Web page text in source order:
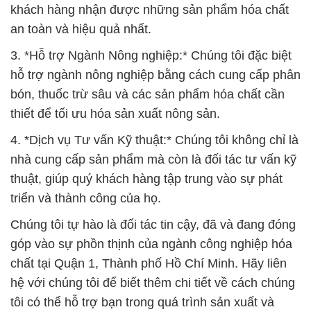
khách hàng nhận được những sản phẩm hóa chất
an toàn và hiệu quả nhất.
3. *Hỗ trợ Ngành Nông nghiệp:* Chúng tôi đặc biệt
hỗ trợ ngành nông nghiệp bằng cách cung cấp phân
bón, thuốc trừ sâu và các sản phẩm hóa chất cần
thiết để tối ưu hóa sản xuất nông sản.
4. *Dịch vụ Tư vấn Kỹ thuật:* Chúng tôi không chỉ là
nhà cung cấp sản phẩm mà còn là đối tác tư vấn kỹ
thuật, giúp quý khách hàng tập trung vào sự phát
triển và thành công của họ.
Chúng tôi tự hào là đối tác tin cậy, đã và đang đóng
góp vào sự phồn thịnh của ngành công nghiệp hóa
chất tại Quận 1, Thành phố Hồ Chí Minh. Hãy liên
hệ với chúng tôi để biết thêm chi tiết về cách chúng
tôi có thể hỗ trợ bạn trong quá trình sản xuất và